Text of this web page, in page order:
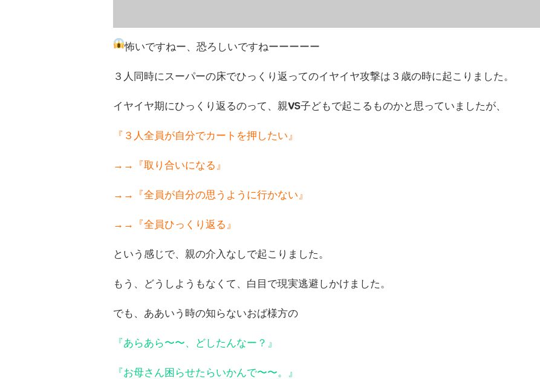
怖いですねー、恐ろしいですねーーーーー
３人同時にスーパーの床でひっくり返ってのイヤイヤ攻撃は３歳の時に起こりました。
イヤイヤ期にひっくり返るのって、親VS子どもで起こるものかと思っていましたが、
『３人全員が自分でカートを押したい』
→→『取り合いになる』
→→『全員が自分の思うように行かない』
→→『全員ひっくり返る』
という感じで、親の介入なしで起こりました。
もう、どうしようもなくて、白目で現実逃避しかけました。
でも、ああいう時の知らないおば様方の
『あらあら〜〜、どしたんなー？』
『お母さん困らせたらいかんで〜〜。』